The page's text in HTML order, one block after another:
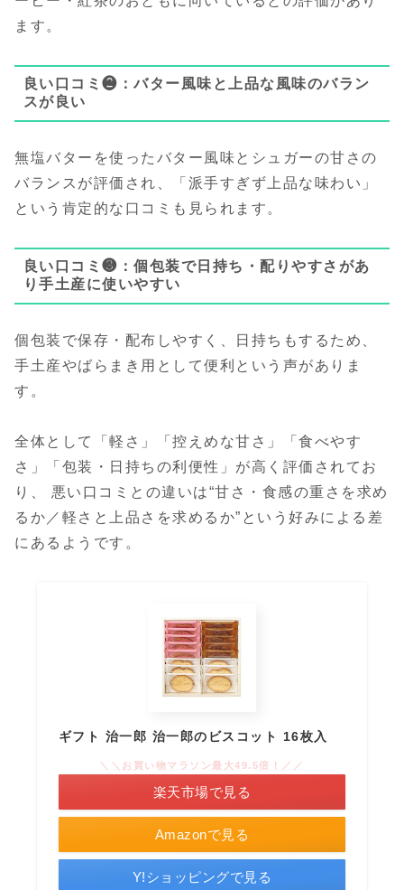
ます。
良い口コミ❷：バター風味と上品な風味のバラン
スが良い
無塩バターを使ったバター風味とシュガーの甘さの
バランスが評価され、「派手すぎず上品な味わい」
という肯定的な口コミも見られます。
良い口コミ❸：個包装で日持ち・配りやすさがあ
り手土産に使いやすい
個包装で保存・配布しやすく、日持ちもするため、
手土産やばらまき用として便利という声がありま
す。
全体として「軽さ」「控えめな甘さ」「食べやす
さ」「包装・日持ちの利便性」が高く評価されてお
り、 悪い口コミとの違いは“甘さ・食感の重さを求め
るか／軽さと上品さを求めるか”という好みによる差
にあるようです。
ギフト 治一郎 治一郎のビスコット 16枚入
Amazonで見る
＼＼お買い物マラソン最大49.5倍！／／
楽天市場で見る
Y!ショッピングで見る